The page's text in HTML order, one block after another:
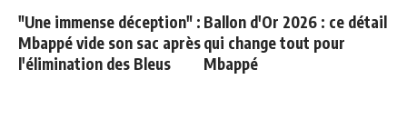
"Une immense déception" :
Mbappé vide son sac après
l'élimination des Bleus
Ballon d'Or 2026 : ce détail
qui change tout pour
Mbappé